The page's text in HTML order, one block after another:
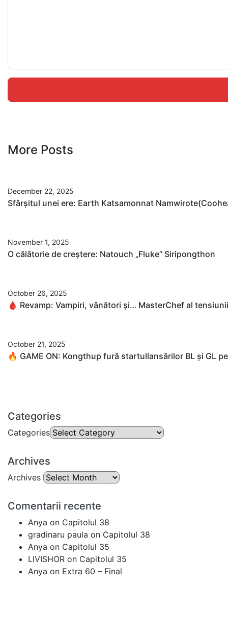
More Posts
December 22, 2025
Sfârșitul unei ere: Earth Katsamonnat
November 1, 2025
O călătorie de creștere: Natouch „Fluke” Siripongthon
October 26, 2025
🩸 Revamp: Vampiri, vânători și… MasterChef al
October 21, 2025
🔥 GAME ON: Kongthup fură startullansărilor BL și GL
Categories
Categories
Archives
Archives
Comentarii recente
Anya on Capitolul 38
gradinaru paula on Capitolul 38
Anya on Capitolul 35
LIVISHOR on Capitolul 35
Anya on Extra 60 – Final